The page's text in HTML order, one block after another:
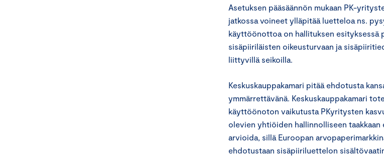
Asetuksen pääsäännön mukaan PK-
jatkossa voineet ylläpitää luetteloa ns.
käyttöönottoa on hallituksen esityksessä
sisäpiiriläisten oikeusturvaan ja
liittyvillä seikoilla.
Keskuskauppakamari pitää ehdotusta
ymmärrettävänä. Keskuskauppakamari
käyttöönoton vaikutusta PKyritysten
olevien yhtiöiden hallinnolliseen taakkaan
arvioida, sillä Euroopan
ehdotustaan sisäpiiriluettelon